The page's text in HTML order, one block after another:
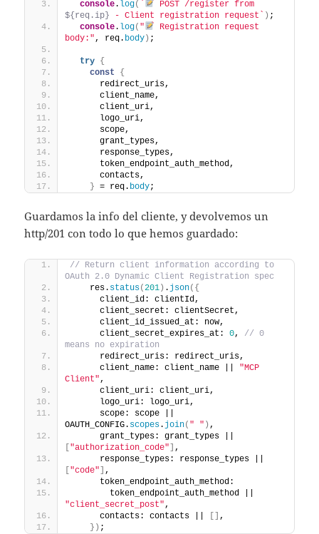
console. log(
${req.ip}
- Client registration request` ) ;
console. log( "
Registration request
body:", req. body ) ;
try {
const
{
      redirect_uris,
      client_name,
      client_uri,
      logo_uri,
      scope,
      grant_types,
      response_types,
      token_endpoint_auth_method,
      contacts,
} = req. body;
Guardamos la info del cliente, y devolvemos un
http/201 con todo lo que hemos guardado:
// Return client information according to
OAuth 2.0 Dynamic Client Registration spec
    res.
status(201 ) . json( {
      client_id: clientId,
      client_secret: clientSecret,
      client_id_issued_at: now,
      client_secret_expires_at:
0, // 0
means no expiration
      redirect_uris: redirect_uris,
      client_name: client_name ||
"MCP
Client",
      client_uri: client_uri,
      logo_uri: logo_uri,
      scope: scope ||
OAUTH_CONFIG. scopes. join( " " ) ,
"authorization_code"
,
"code"
,
      token_endpoint_auth_method:
"client_secret_post",
      contacts: contacts ||
,
} ) ;